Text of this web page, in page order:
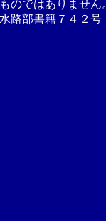
のではありませ
路部書籍７４２